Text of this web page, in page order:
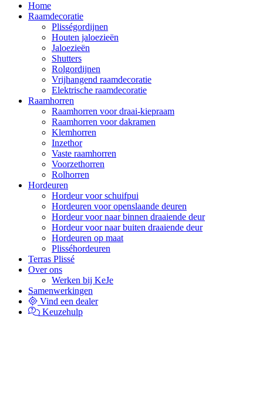
Home
Raamdecoratie
Plisségordijnen
Houten jaloezieën
Jaloezieën
Shutters
Rolgordijnen
Vrijhangend raamdecoratie
Elektrische raamdecoratie
Raamhorren
Raamhorren voor draai-kiepraam
Raamhorren voor dakramen
Klemhorren
Inzethor
Vaste raamhorren
Voorzethorren
Rolhorren
Hordeuren
Hordeur voor schuifpui
Hordeuren voor openslaande deuren
Hordeur voor naar binnen draaiende deur
Hordeur voor naar buiten draaiende deur
Hordeuren op maat
Plisséhordeuren
Terras Plissé
Over ons
Werken bij KeJe
Samenwerkingen
Vind een dealer
Keuzehulp